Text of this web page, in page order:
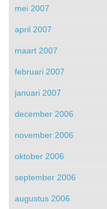
mei 2007
april 2007
maart 2007
februari 2007
januari 2007
december 2006
november 2006
oktober 2006
september 2006
augustus 2006